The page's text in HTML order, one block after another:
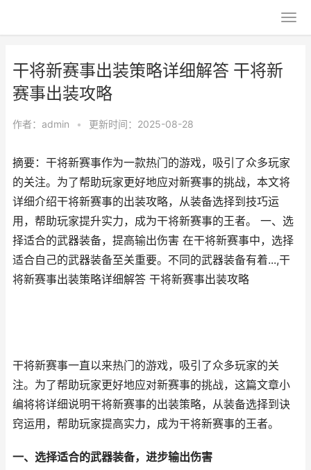
干将新赛事出装策略详细解答 干将新
赛事出装攻略
作者： admin • 更新时间：2025-08-28
摘要：干将新赛事作为一款热门的游戏，吸引了众多玩家
的关注。为了帮助玩家更好地应对新赛事的挑战，本文将
详细介绍干将新赛事的出装攻略，从装备选择到技巧运
用，帮助玩家提升实力，成为干将新赛事的王者。 一、选
择适合的武器装备，提高输出伤害 在干将新赛事中，选择
适合自己的武器装备至关重要。不同的武器装备有着...,干
将新赛事出装策略详细解答 干将新赛事出装攻略
干将新赛事一直以来热门的游戏，吸引了众多玩家的关
注。为了帮助玩家更好地应对新赛事的挑战，这篇文章小
编将将详细说明干将新赛事的出装策略，从装备选择到诀
窍运用，帮助玩家提高实力，成为干将新赛事的王者。
一、选择适合的武器装备，进步输出伤害